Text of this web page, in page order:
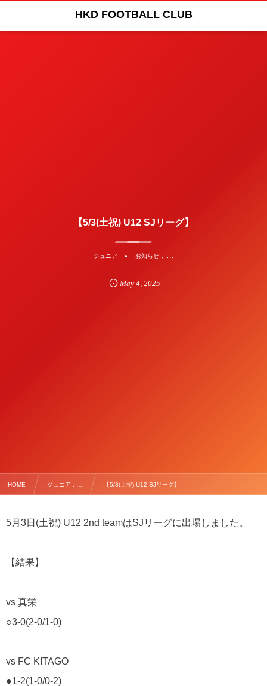
HKD FOOTBALL CLUB
【5/3(土祝) U12 SJリーグ】
ジュニア お知らせ, …
May 4, 2025
HOME ジュニア , … 【5/3(土祝) U12 SJリーグ】
5月3日(土祝) U12 2nd teamはSJリーグに出場しました。
【結果】
vs 真栄
○3-0(2-0/1-0)
vs FC KITAGO
●1-2(1-0/0-2)